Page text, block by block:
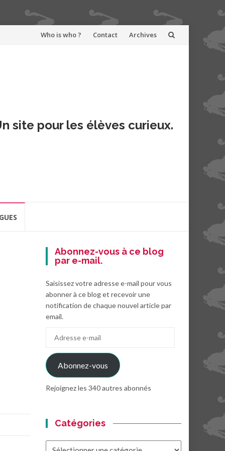
Aller
Who is who ? Contact Archives
site pour les élèves curieux.
Abonnez-vous à ce blog
par e-mail.
Saisissez votre adresse e-mail pour vous
abonner à ce blog et recevoir une
notification de chaque nouvel article par
email.
mail
Abonnez-vous
Rejoignez les 340 autres abonnés
Catégories